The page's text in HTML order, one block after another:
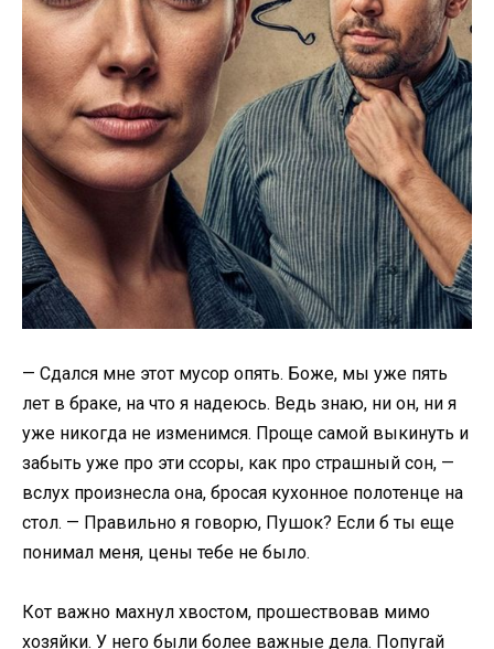
— Сдался мне этот мусор опять. Боже, мы уже пять
лет в браке, на что я надеюсь. Ведь знаю, ни он, ни я
уже никогда не изменимся. Проще самой выкинуть и
забыть уже про эти ссоры, как про страшный сон, —
вслух произнесла она, бросая кухонное полотенце на
стол. — Правильно я говорю, Пушок? Если б ты еще
понимал меня, цены тебе не было.
Кот важно махнул хвостом, прошествовав мимо
хозяйки. У него были более важные дела. Попугай